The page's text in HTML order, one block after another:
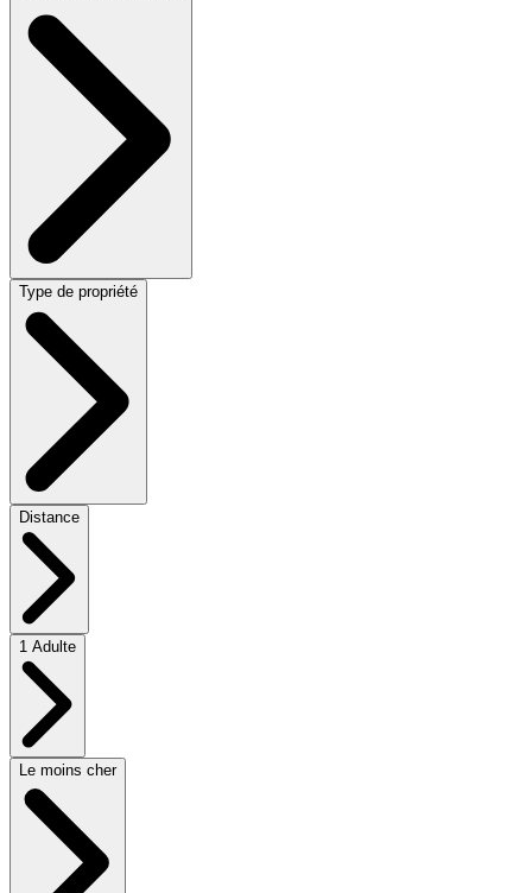
Type de propriété
Distance
1 Adulte
Le moins cher